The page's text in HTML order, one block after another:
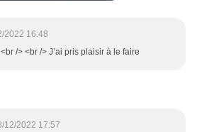
2022 16:48
/> <br /> J’ai pris plaisir à le faire
12/2022 17:57